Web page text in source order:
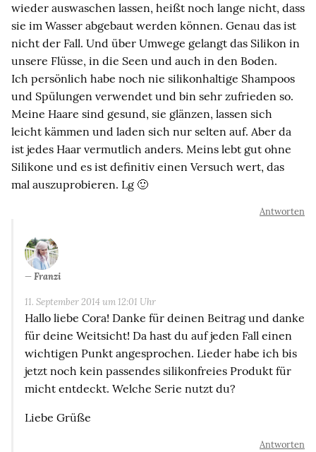
wieder auswaschen lassen, heißt noch lange nicht, dass
sie im Wasser abgebaut werden können. Genau das ist
nicht der Fall. Und über Umwege gelangt das Silikon in
unsere Flüsse, in die Seen und auch in den Boden.
Ich persönlich habe noch nie silikonhaltige Shampoos
und Spülungen verwendet und bin sehr zufrieden so.
Meine Haare sind gesund, sie glänzen, lassen sich
leicht kämmen und laden sich nur selten auf. Aber da
ist jedes Haar vermutlich anders. Meins lebt gut ohne
Silikone und es ist definitiv einen Versuch wert, das
mal auszuprobieren. Lg 🙂
Antworten
Franzi
11. September 2014 um 12:01 Uhr
Hallo liebe Cora! Danke für deinen Beitrag und danke
für deine Weitsicht! Da hast du auf jeden Fall einen
wichtigen Punkt angesprochen. Lieder habe ich bis
jetzt noch kein passendes silikonfreies Produkt für
micht entdeckt. Welche Serie nutzt du?
Liebe Grüße
Antworten